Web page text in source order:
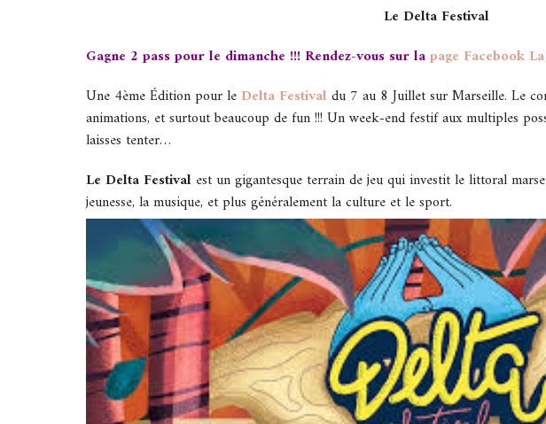
Le Delta Festival
Gagne 2 pass pour le dimanche !!! Rendez-vous sur lapage Facebook
Une 4ème Édition pour le Delta Festival du 7 au 8 Juillet sur Marseille. Le
animations, et surtout beaucoup de fun !!! Un week-end festif aux multiples
laisses tenter…
Le Delta Festival est un gigantesque terrain de jeu qui investit le littoral
jeunesse, la musique, et plus généralement la culture et le sport.